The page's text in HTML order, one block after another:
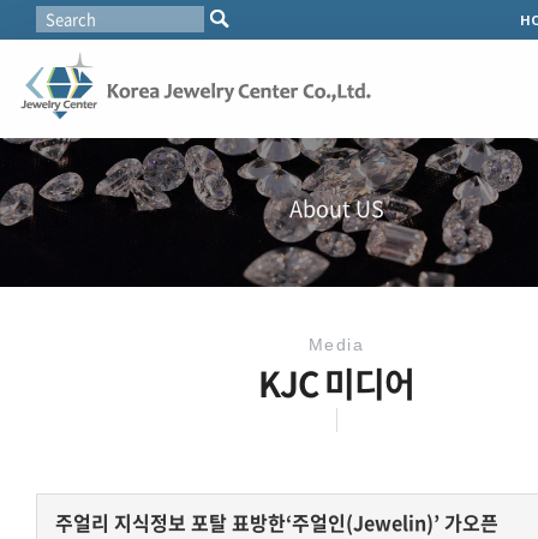
About US
Media
KJC 미디어
주얼리 지식정보 포탈 표방한‘주얼인(Jewelin)’ 가오픈